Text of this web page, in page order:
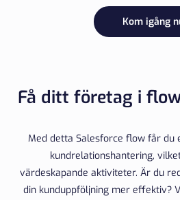
Kom igång
Få ditt företag i
Med detta Salesforce flow får du
kundrelationshantering,
värdeskapande aktiviteter. Är du
din kunduppföljning mer effektiv?